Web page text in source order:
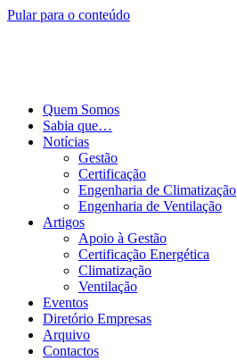
Pular para o conteúdo
Quem Somos
Sabia que…
Notícias
Gestão
Certificação
Engenharia de Climatização
Engenharia de Ventilação
Artigos
Apoio à Gestão
Certificação Energética
Climatização
Ventilação
Eventos
Diretório Empresas
Arquivo
Contactos